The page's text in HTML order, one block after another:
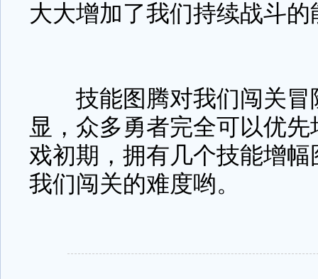
大大增加了我们持续战斗的
技能图腾对我们闯关冒
显，众多勇者完全可以优
戏初期，拥有几个技能增
我们闯关的难度哟。